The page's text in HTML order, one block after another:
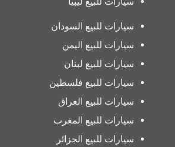
سيارات للبيع السودان
سيارات للبيع اليمن
سيارات للبيع لبنان
سيارات للبيع فلسطين
سيارات للبيع العراق
سيارات للبيع المغرب
سيارات للبيع الجزائر